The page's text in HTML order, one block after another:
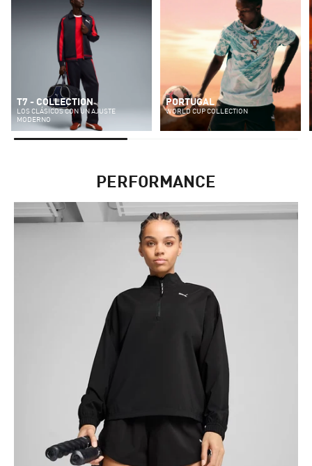
T7 - COLLECTION
LOS CLÁSICOS CON UN AJUSTE
MODERNO
PORTUGAL
WORLD CUP COLLECTION
PERFORMANCE